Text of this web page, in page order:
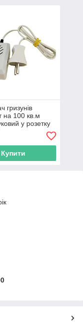
гризунів
на 100 кв.м
у розетку
Купити